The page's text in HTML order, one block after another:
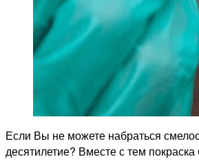
Если Вы не можете набраться
десятилетие? Вместе с тем